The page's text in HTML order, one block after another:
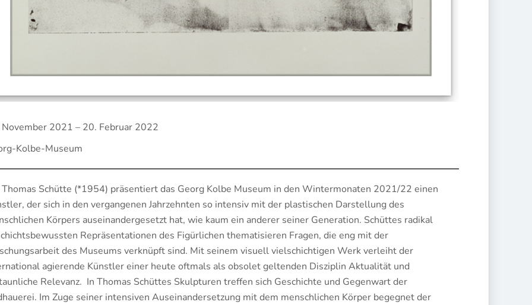
November 2021 – 20. Februar 2022
Kolbe-Museum
Schütte (*1954) präsentiert das Georg Kolbe Museum in den Wintermonaten 2021/22 einen
der sich in den vergangenen Jahrzehnten so intensiv mit der plastischen Darstellung des
Körpers auseinandergesetzt hat, wie kaum ein anderer seiner Generation. Schüttes radikal
Repräsentationen des Figürlichen thematisieren Fragen, die eng mit der
des Museums verknüpft sind. Mit seinem visuell vielschichtigen Werk verleiht der
agierende Künstler einer heute oftmals als obsolet geltenden Disziplin Aktualität und
Relevanz. In Thomas Schüttes Skulpturen treffen sich Geschichte und Gegenwart der
Im Zuge seiner intensiven Auseinandersetzung mit dem menschlichen Körper begegnet der